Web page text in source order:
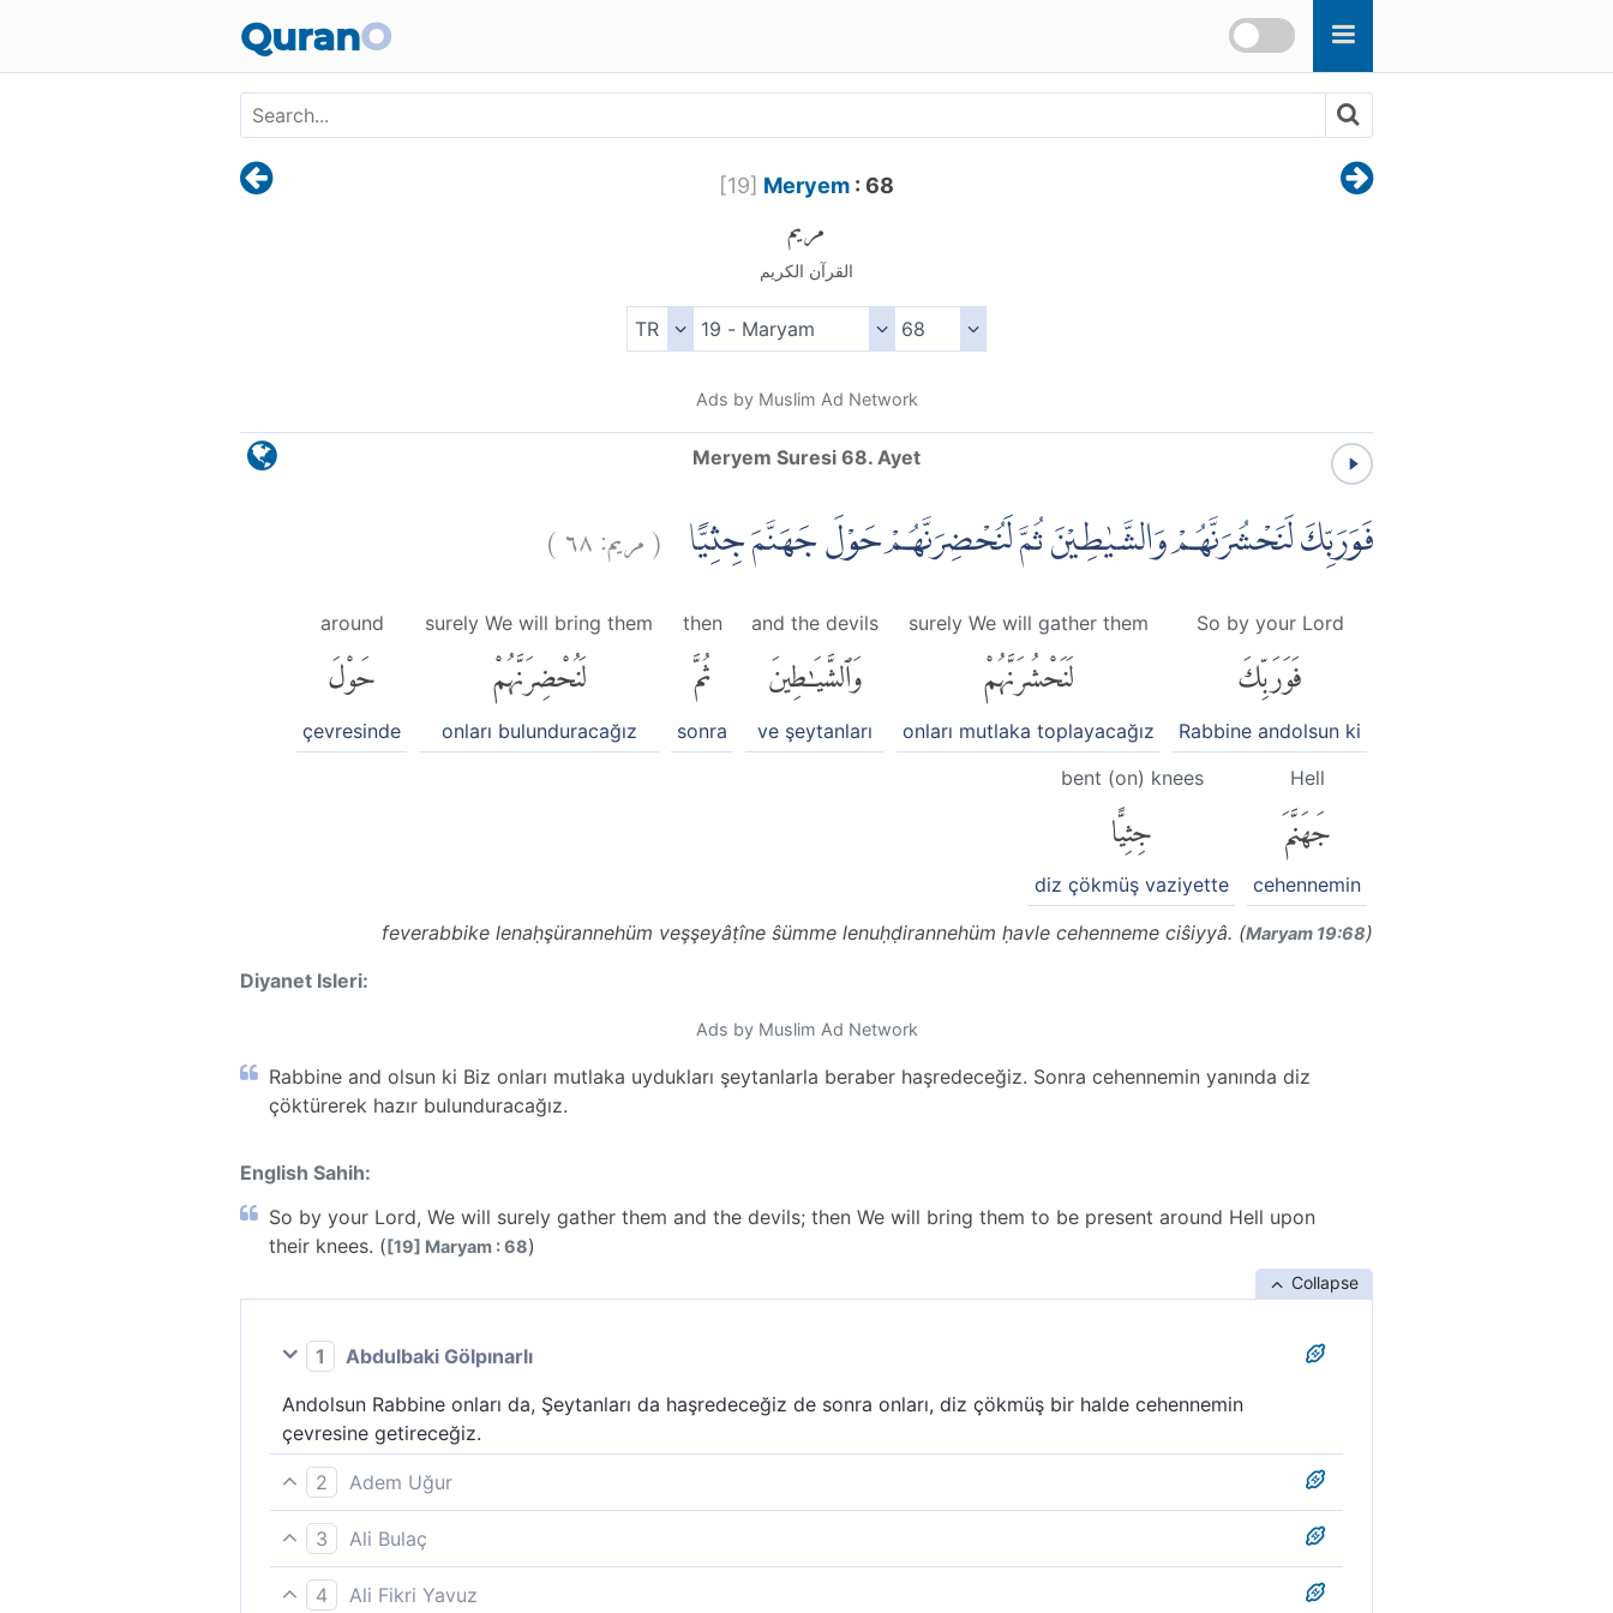
QuranO
[19] Meryem: 68
مريم
القرآن الكريم
Ads by Muslim Ad Network
Meryem Suresi 68. Ayet
فَوَرَبِّكَ لَنَحْشُرَنَّهُمْ وَالشَّيٰطِيْنَ ثُمَّ لَنُحْضِرَنَّهُمْ حَوْلَ جَهَنَّمَ جِثِيًّا (مريم:٦٨)
So by your Lord
فَوَرَبِّكَ
Rabbine andolsun ki
surely We will gather them
لَنَحْشُرَنَّهُمْ
onları mutlaka toplayacağız
and the devils
وَٱلشَّيَٰطِينَ
ve şeytanları
then
ثُمَّ
sonra
surely We will bring them
لَنُحْضِرَنَّهُمْ
onları bulunduracağız
around
حَوْلَ
çevresinde
Hell
جَهَنَّمَ
cehennemin
bent (on) knees
جِثِيًّا
diz çökmüş vaziyette
feverabbike lenaḥşürannehüm veşşeyâṭîne ŝümme lenuḥḍirannehüm ḥavle cehenneme ciŝiyyâ. (Maryam 19:68)
Diyanet Isleri:
Ads by Muslim Ad Network
Rabbine and olsun ki Biz onları mutlaka uydukları şeytanlarla beraber haşredeceğiz. Sonra cehennemin yanında diz
çöktürerek hazır bulunduracağız.
English Sahih:
So by your Lord, We will surely gather them and the devils; then We will bring them to be present around Hell upon
their knees. ([19] Maryam : 68)
Collapse
1
Abdulbaki Gölpınarlı
Andolsun Rabbine onları da, Şeytanları da haşredeceğiz de sonra onları, diz çökmüş bir halde cehennemin
çevresine getireceğiz.
2
Adem Uğur
Öyle ise, Rabbine andolsun ki, muhakkak surette onları şeytanlarla birlikte mahşerde toplayacağız; sonra onları diz
üstü çökmüş vaziyette cehennemin çevresinde hazır bulunduracağız.
3
Ali Bulaç
Andolsun Rabbine, Biz onları da, şeytanları da mutlaka haşredeceğiz, sonra onları cehennemin çevresinde diz üstü
4
Ali Fikri Yavuz